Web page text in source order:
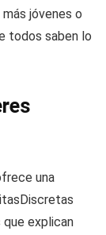
jóvenes o
todos saben lo
una
que explican